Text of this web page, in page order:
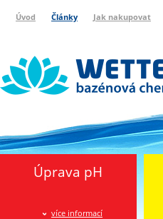
Úvod Články Jak nakupovat
Úprava pH
více informací